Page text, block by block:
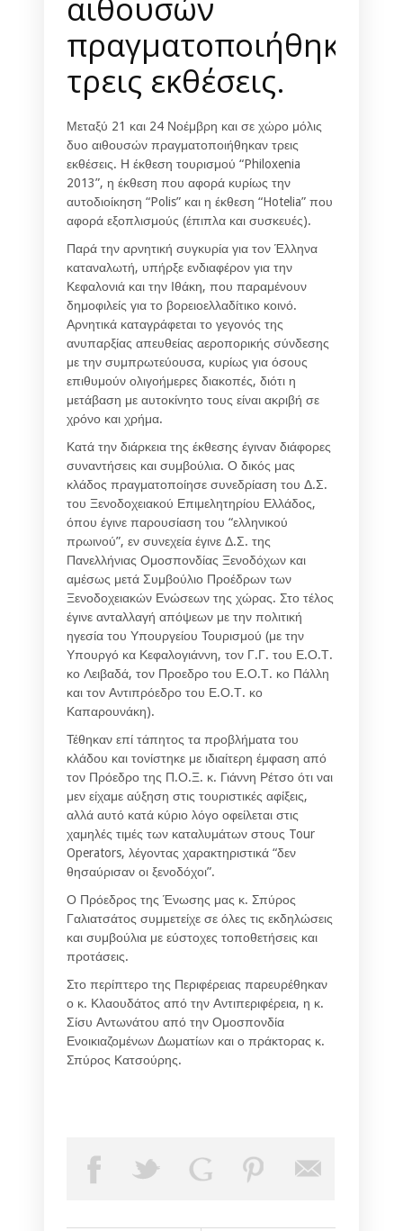
πραγματοποιήθηκαν
τρεις εκθέσεις.
Μεταξύ 21 και 24 Νοέμβρη και σε χώρο μόλις
δυο αιθουσών πραγματοποιήθηκαν τρεις
εκθέσεις. Η έκθεση τουρισμού “Philoxenia
2013”, η έκθεση που αφορά κυρίως την
αυτοδιοίκηση “Polis” και η έκθεση “Hotelia” που
αφορά εξοπλισμούς (έπιπλα και συσκευές).
Παρά την αρνητική συγκυρία για τον Έλληνα
καταναλωτή, υπήρξε ενδιαφέρον για την
Κεφαλονιά και την Ιθάκη, που παραμένουν
δημοφιλείς για το βορειοελλαδίτικο κοινό.
Αρνητικά καταγράφεται το γεγονός της
ανυπαρξίας απευθείας αεροπορικής σύνδεσης
με την συμπρωτεύουσα, κυρίως για όσους
επιθυμούν ολιγοήμερες διακοπές, διότι η
μετάβαση με αυτοκίνητο τους είναι ακριβή σε
χρόνο και χρήμα.
Κατά την διάρκεια της έκθεσης έγιναν διάφορες
συναντήσεις και συμβούλια. Ο δικός μας
κλάδος πραγματοποίησε συνεδρίαση του Δ.Σ.
του Ξενοδοχειακού Επιμελητηρίου Ελλάδος,
όπου έγινε παρουσίαση του “ελληνικού
πρωινού”, εν συνεχεία έγινε Δ.Σ. της
Πανελλήνιας Ομοσπονδίας Ξενοδόχων και
αμέσως μετά Συμβούλιο Προέδρων των
Ξενοδοχειακών Ενώσεων της χώρας. Στο τέλος
έγινε ανταλλαγή απόψεων με την πολιτική
ηγεσία του Υπουργείου Τουρισμού (με την
Υπουργό κα Κεφαλογιάννη, τον Γ.Γ. του Ε.Ο.Τ.
κο Λειβαδά, τον Προεδρο του Ε.Ο.Τ. κο Πάλλη
και τον Αντιπρόεδρο του Ε.Ο.Τ. κο
Καπαρουνάκη).
Τέθηκαν επί τάπητος τα προβλήματα του
κλάδου και τονίστηκε με ιδιαίτερη έμφαση από
τον Πρόεδρο της Π.Ο.Ξ. κ. Γιάννη Ρέτσο ότι ναι
μεν είχαμε αύξηση στις τουριστικές αφίξεις,
αλλά αυτό κατά κύριο λόγο οφείλεται στις
χαμηλές τιμές των καταλυμάτων στους Tour
Operators, λέγοντας χαρακτηριστικά “δεν
θησαύρισαν οι ξενοδόχοι”.
Ο Πρόεδρος της Ένωσης μας κ. Σπύρος
Γαλιατσάτος συμμετείχε σε όλες τις εκδηλώσεις
και συμβούλια με εύστοχες τοποθετήσεις και
προτάσεις.
Στο περίπτερο της Περιφέρειας παρευρέθηκαν
ο κ. Κλαουδάτος από την Αντιπεριφέρεια, η κ.
Σίσυ Αντωνάτου από την Ομοσπονδία
Ενοικιαζομένων Δωματίων και ο πράκτορας κ.
Σπύρος Κατσούρης.